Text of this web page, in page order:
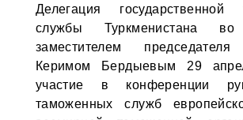
Делегация государственной
службы Туркменистана
заместителем
Керимом Бердыевым 29
участие в конференции
таможенных служб